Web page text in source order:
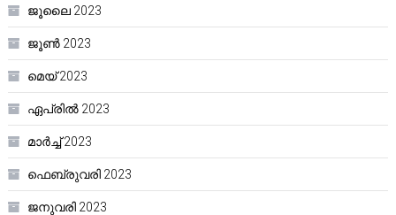
ജൂലൈ 2023
ജൂൺ 2023
മെയ്‌ 2023
ഏപ്രിൽ 2023
മാർച്ച്‌ 2023
ഫെബ്രുവരി 2023
ജനുവരി 2023